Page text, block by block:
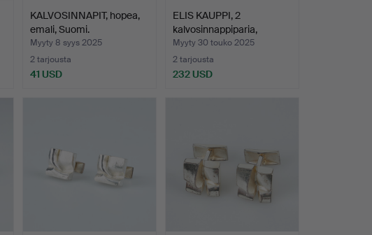
KALVOSINNAPIT, hopea,
emali, Suomi.
Myyty 8 syys 2025
2 tarjousta
41 USD
ELIS KAUPPI, 2
kalvosinnappiparia,
hopeaa,…
Myyty 30 touko 2025
2 tarjousta
232 USD